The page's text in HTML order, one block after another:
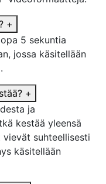
+
5 sekuntia
jossa käsitellään
+
ja
kestää yleensä
suhteellisesti
käsitellään